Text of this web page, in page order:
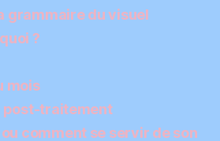
grammaire du visuel
?
mois
post-traitement
comment se servir de son